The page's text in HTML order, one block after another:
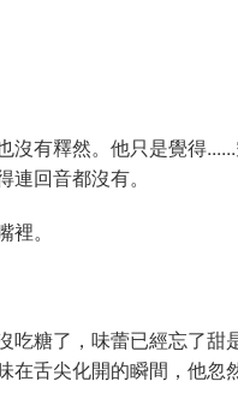
沒有釋然。他只是覺得
回音都沒有。
。
吃糖了，味蕾已經忘了
舌尖化開的瞬間，他忽